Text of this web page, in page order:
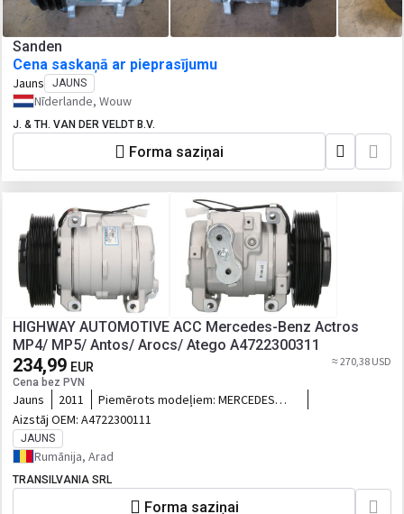
Sanden
Cena saskaņā ar pieprasījumu
Jauns JAUNS
Nīderlande, Wouw
J. & TH. VAN DER VELDT B.V.
Forma saziņai
HIGHWAY AUTOMOTIVE ACC Mercedes-Benz Actros
MP4/ MP5/ Antos/ Arocs/ Atego A4722300311
234,99 EUR
Cena bez PVN
≈ 270,38 USD
Jauns 2011 Piemērots modeļiem: MERCEDES
ACTROS MP4 / MP5, ANTOS, AROCS,
Aizstāj OEM: A4722300111
JAUNS
Rumānija, Arad
TRANSILVANIA SRL
Forma saziņai